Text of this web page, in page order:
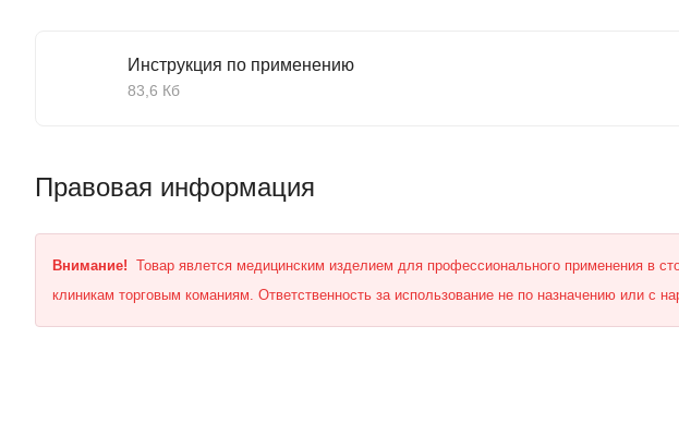
Инструкция по применению
83,6 Кб
Правовая информация
Внимание! Товар явлется медицинским изделием для профессионального применения в
клиникам торговым команиям. Ответственность за использование не по назначению или с